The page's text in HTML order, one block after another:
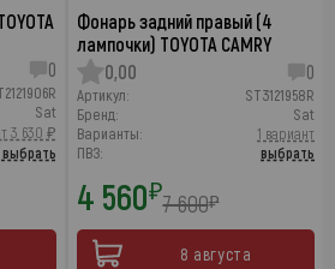
0
Sat
3 630 ₽
выбрать
Фонарь задний правый (4
лампочки) TOYOTA CAMRY
0,00
0
Артикул:
ST3121958R
Бренд:
Sat
Варианты:
1 вариант
ПВЗ:
выбрать
4 560₽7 600₽
8 августа